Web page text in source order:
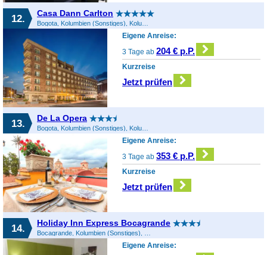
12. Casa Dann Carlton
Bogota, Kolumbien (Sonstiges), Kolumbien
Eigene Anreise:
3 Tage ab204 € p.P.
Kurzreise
Jetzt prüfen
13. De La Opera
Bogota, Kolumbien (Sonstiges), Kolumbien
Eigene Anreise:
3 Tage ab353 € p.P.
Kurzreise
Jetzt prüfen
14. Holiday Inn Express Bocagrande
Eigene Anreise: